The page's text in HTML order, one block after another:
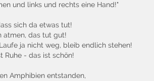
und links und rechts eine Hand!"
sich da etwas tut!
atmen, das tut gut!
ja nicht weg, bleib endlich stehen!
Ruhe - das ist schön!
Amphibien entstanden,